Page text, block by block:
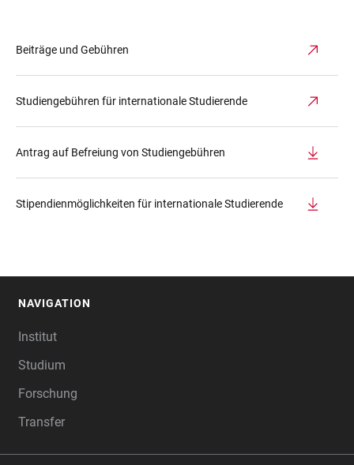
Beiträge und Gebühren
Studiengebühren für internationale Studierende
Antrag auf Befreiung von Studiengebühren
Stipendienmöglichkeiten für internationale Studierende
NAVIGATION
Institut
Studium
Forschung
Transfer